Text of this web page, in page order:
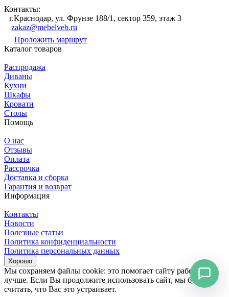
Контакты:
г.Краснодар, ул. Фрунзе 188/1, сектор 359, этаж 3
zakaz@mebelveb.ru
Проложить маршрут
Каталог товаров
Распродажа
Диваны
Кухни
Шкафы
Кровати
Столы
Помощь
О нас
Отзывы
Оплата
Рассрочка
Доставка и сборка
Гарантия и возврат
Информация
Контакты
Новости
Полезные статьи
Политика конфиденциальности
Политика персональных данных
Хорошо
Мы сохраняем файлы cookie: это помогает сайту работать
лучше. Если Вы продолжите использовать сайт, мы будем
считать, что Вас это устраивает.